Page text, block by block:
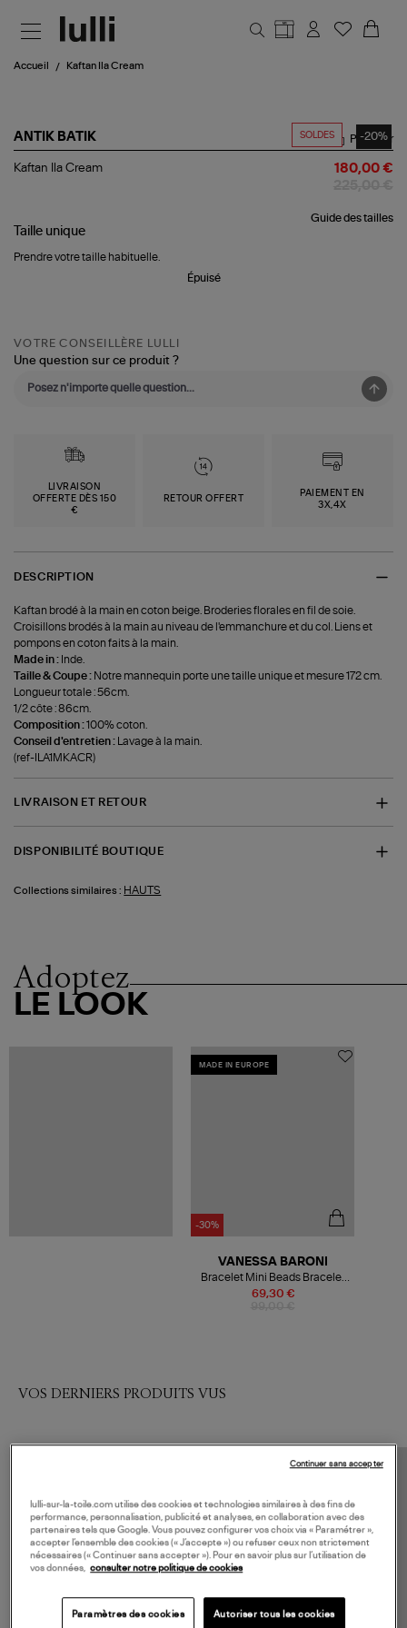
Accueil Kaftan Ila Cream
SOLDES -20%
ANTIK BATIK
Kaftan
Partager
Kaftan Ila Cream 180,00 €
Guide des tailles
Taille unique
Prendre votre taille habituelle.
Épuisé
VOTRE CONSEILLÈRE LULLI
Une question sur ce produit ?
LIVRAISON
OFFERTE DÈS 150
€
RETOUR OFFERT
PAIEMENT EN
3X,4X
DESCRIPTION
Kaftan brodé à la main en coton beige. Broderies florales en fil de soie.
Croisillons brodés à la main au niveau de l'emmanchure et du col. Liens et
pompons en coton faits à la main.
Made in : Inde.
Taille & Coupe : Notre mannequin porte une taille unique et mesure 172 cm.
Longueur totale : 56cm.
1/2 côte : 86cm.
Composition :100% coton.
Conseil d'entretien :
Lavage à la main.
(ref-ILA1MKACR)
LIVRAISON ET RETOUR
DISPONIBILITÉ BOUTIQUE
Collections similaires : HAUTS
Adoptez
LE LOOK
MADE IN EUROPE
-30%
69,30 €
VANESSA BARONI
Bracelet Mini Beads Bracelet
Gold Vintage
VOS DERNIERS PRODUITS VUS
lulli-sur-la-toile.com utilise des cookies et technologies similaires à des fins de
performance, personnalisation, publicité et analyses, en collaboration avec des
partenaires tels que Google. Vous pouvez configurer vos choix via « Paramétrer »,
accepter l’ensemble des cookies (« J’accepte ») ou refuser ceux non strictement
nécessaires (« Continuer sans accepter »). Pour en savoir plus sur l’utilisation de
vos données, consulter notre politique de cookies
Paramètres des cookies Autoriser tous les cookies
Continuer sans accepter